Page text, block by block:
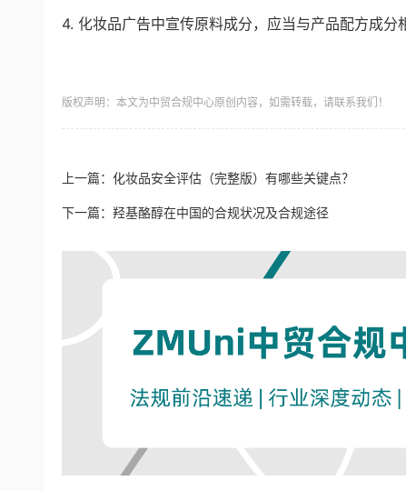
4. 化妆品广告中宣传原料成分，应当与产品配方成分
版权声明：本文为中贸合规中心原创内容，如需转载，请联系我们！
上一篇： 化妆品安全评估（完整版）有哪些关键点？
下一篇： 羟基酪醇在中国的合规状况及合规途径